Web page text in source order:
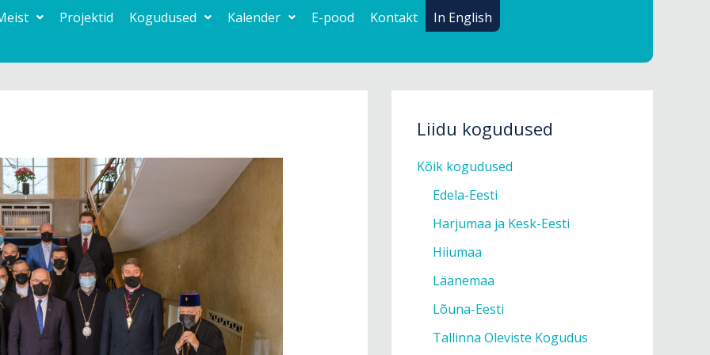
Projektid Kogudused Kalender E-pood Kontakt In English
Liidu kogudused
Kõik kogudused
Edela-Eesti
Harjumaa ja Kesk-Eesti
Hiiumaa
Läänemaa
Lõuna-Eesti
Tallinna Oleviste Kogudus